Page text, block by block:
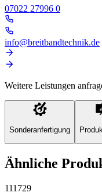
07022 27996 0
info@breitbandtechnik.de
Weitere Leistungen
Sonderanfertigung
Ähnliche
111729